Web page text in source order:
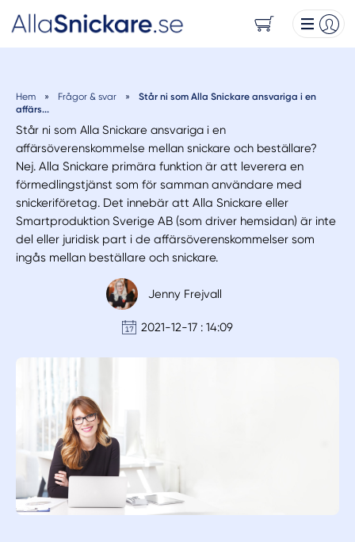
Hem » Frågor & svar »
Står ni som Alla Snickare ansvariga i en
affärs...
Står ni som Alla Snickare ansvariga i en
affärsöverenskommelse mellan snickare och beställare?
Nej. Alla Snickare primära funktion är att leverera en
förmedlingstjänst som för samman användare med
snickeriföretag. Det innebär att Alla Snickare eller
Smartproduktion Sverige AB (som driver hemsidan) är inte
del eller juridisk part i de affärsöverenskommelser som
ingås mellan beställare och snickare.
Jenny Frejvall
2021-12-17 : 14:09